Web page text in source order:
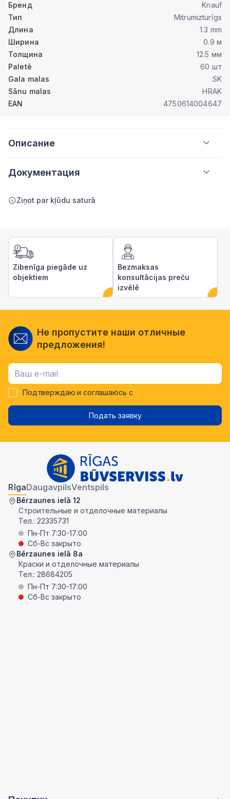
Бренд
Knauf
Тип
Mitrumizturīgs
Длина
1.3 mm
Ширина
0.9 м
Толщина
12.5 мм
Paletē
60 шт
Gala malas
SK
Sānu malas
HRAK
EAN
4750614004647
Описание
Документация
Ziņot par kļūdu saturā
Zibenīga piegāde uz
objektiem
Bezmaksas
konsultācijas preču
izvēlē
Не пропустите наши отличные
предложения!
Подтверждаю и соглашаюсь с
Подать заявку
RīgaDaugavpilsVentspils
Bērzaunes ielā 12
Строительные и отделочные материалы
Тел.: 22335731
Пн-Пт 7:30-17:00
Сб-Вс закрыто
Bērzaunes ielā 8a
Краски и отделочные материалы
Тел.: 28684205
Пн-Пт 7:30-17:00
Сб-Вс закрыто